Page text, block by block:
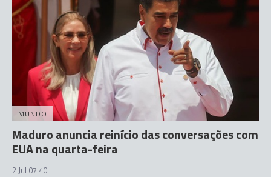
MUNDO
Maduro anuncia reinício das conversações com
EUA na quarta-feira
2 Jul 07:40